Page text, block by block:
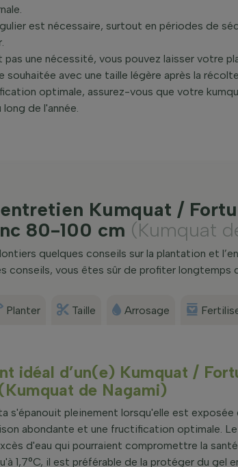
est nécessaire, surtout en périodes de
pas une nécessité, vous pouvez laisser votre
souhaitée avec une taille légère après la
optimale, assurez-vous que votre
de l'année.
Kumquat /
80-100 cm (Kumquat
quelques conseils sur la plantation et
conseils, vous êtes sûr de profiter longtemps
Planter Taille Arrosage
idéal d’un(e) Kumquat /
de Nagami)
s'épanouit pleinement lorsqu'elle est
abondante et une fructification optimale.
d'eau qui pourraient compromettre la
1,7°C, il est préférable de la protéger du gel